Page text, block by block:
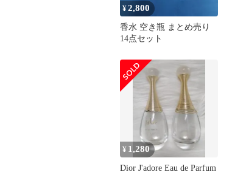
¥2,800
香水 空き瓶 まとめ売り
14点セット
¥ 1,280
Dior J'adore Eau de Parfum